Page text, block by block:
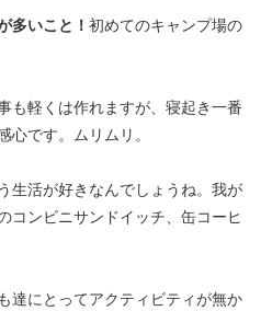
多いこと！ 初めてのキャンプ場の
も軽くは作れますが、寝起き一番
です。ムリムリ。
生活が好きなんでしょうね。我が
コンビニサンドイッチ、缶コーヒ
達にとってアクティビティが無か